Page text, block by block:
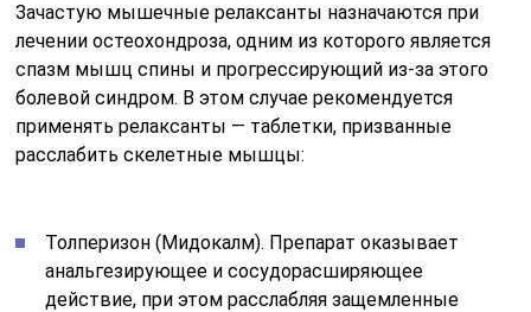
Зачастую мышечные релаксанты назначаются при
лечении остеохондроза, одним из которого является
спазм мышц спины и прогрессирующий из-за этого
болевой синдром. В этом случае рекомендуется
применять релаксанты — таблетки, призванные
расслабить скелетные мышцы:
Толперизон (Мидокалм). Препарат оказывает
анальгезирующее и сосудорасширяющее
действие, при этом расслабляя защемленные